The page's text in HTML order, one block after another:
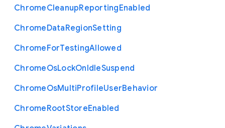
ChromeCleanupReportingEnabled
ChromeDataRegionSetting
ChromeForTestingAllowed
ChromeOsLockOnIdleSuspend
ChromeOsMultiProfileUserBehavior
ChromeRootStoreEnabled